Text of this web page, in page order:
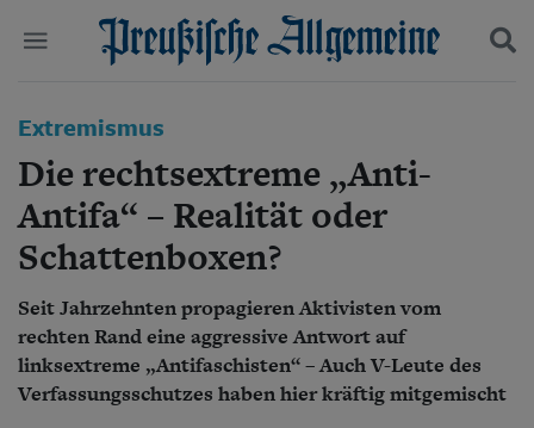
Wirtschaft
Panorama
Gesellschaft
Leben
Ostpreußen
Pommern
Berlin-Brandenburg
Schlesien
Danzig und Westpreußen
Suchen und finden
Extremismus
Die rechtsextreme „Anti-
Antifa“ – Realität oder
Schattenboxen?
Seit Jahrzehnten propagieren Aktivisten vom
rechten Rand eine aggressive Antwort auf
linksextreme „Antifaschisten“ – Auch V-Leute des
Verfassungsschutzes haben hier kräftig mitgemischt